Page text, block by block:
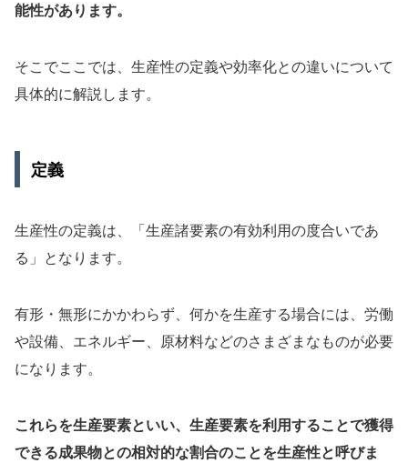
能性があります。
そこでここでは、生産性の定義や効率化との違いについて
具体的に解説します。
定義
生産性の定義は、「生産諸要素の有効利用の度合いであ
る」となります。
有形・無形にかかわらず、何かを生産する場合には、労働
や設備、エネルギー、原材料などのさまざまなものが必要
になります。
これらを生産要素といい、生産要素を利用することで獲得
できる成果物との相対的な割合のことを生産性と呼びま